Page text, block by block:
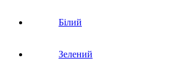
Білий
Зелений